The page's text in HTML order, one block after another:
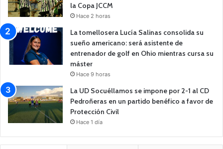
la Copa JCCM
Hace 2 horas
La tomellosera Lucía Salinas consolida su
sueño americano: será asistente de
entrenador de golf en Ohio mientras cursa su
máster
Hace 9 horas
La UD Socuéllamos se impone por 2-1 al CD
Pedroñeras en un partido benéfico a favor de
Protección Civil
Hace 1 día